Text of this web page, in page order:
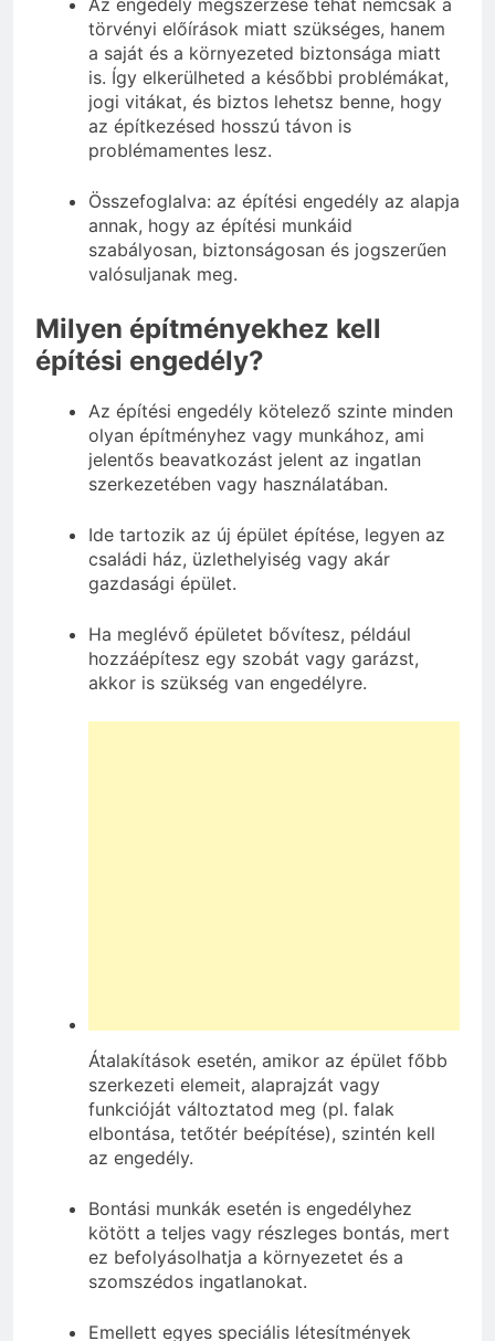
törvényi előírások miatt szükséges, hanem
a saját és a környezeted biztonsága miatt
is. Így elkerülheted a későbbi problémákat,
jogi vitákat, és biztos lehetsz benne, hogy
az építkezésed hosszú távon is
problémamentes lesz.
Összefoglalva: az építési engedély az alapja
annak, hogy az építési munkáid
szabályosan, biztonságosan és jogszerűen
valósuljanak meg.
Milyen építményekhez kell
építési engedély?
Az építési engedély kötelező szinte minden
olyan építményhez vagy munkához, ami
jelentős beavatkozást jelent az ingatlan
szerkezetében vagy használatában.
Ide tartozik az új épület építése, legyen az
családi ház, üzlethelyiség vagy akár
gazdasági épület.
Ha meglévő épületet bővítesz, például
hozzáépítesz egy szobát vagy garázst,
akkor is szükség van engedélyre.
Átalakítások esetén, amikor az épület főbb
szerkezeti elemeit, alaprajzát vagy
funkcióját változtatod meg (pl. falak
elbontása, tetőtér beépítése), szintén kell
az engedély.
Bontási munkák esetén is engedélyhez
kötött a teljes vagy részleges bontás, mert
ez befolyásolhatja a környezetet és a
szomszédos ingatlanokat.
Emellett egyes speciális létesítmények